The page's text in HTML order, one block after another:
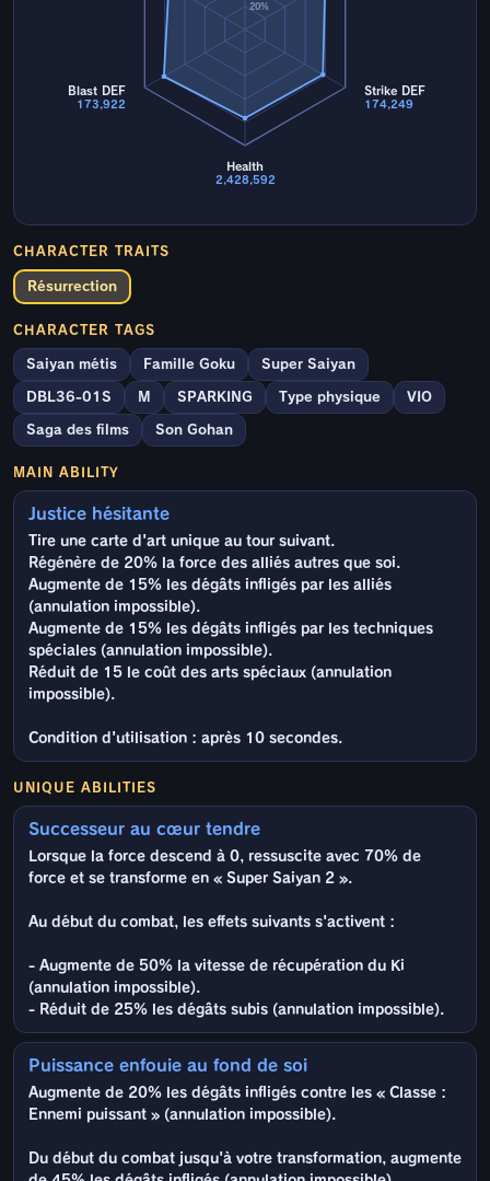
20%
Strike DEF
174,249
Health
2,428,592
Blast DEF
173,922
CHARACTER TRAITS
Résurrection
CHARACTER TAGS
Saiyan métis Famille Goku Super Saiyan
DBL36-01S M SPARKING Type physique VIO
Saga des films Son Gohan
MAIN ABILITY
Justice hésitante
Tire une carte d'art unique au tour suivant.
Régénère de 20% la force des alliés autres que soi.
Augmente de 15% les dégâts infligés par les alliés
(annulation impossible).
Augmente de 15% les dégâts infligés par les techniques
spéciales (annulation impossible).
Réduit de 15 le coût des arts spéciaux (annulation
impossible).
Condition d'utilisation : après 10 secondes.
UNIQUE ABILITIES
Successeur au cœur tendre
Lorsque la force descend à 0, ressuscite avec 70% de
force et se transforme en « Super Saiyan 2 ».
Au début du combat, les effets suivants s'activent :
- Augmente de 50% la vitesse de récupération du Ki
(annulation impossible).
- Réduit de 25% les dégâts subis (annulation impossible).
Puissance enfouie au fond de soi
Augmente de 20% les dégâts infligés contre les « Classe :
Ennemi puissant » (annulation impossible).
Du début du combat jusqu'à votre transformation, augmente